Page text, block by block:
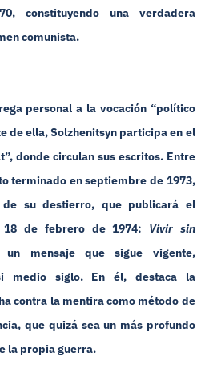
constituyendo una verdadera
comunista.
personal a la vocación “político
de ella, Solzhenitsyn participa en el
donde circulan sus escritos. Entre
terminado en septiembre de 1973,
de su destierro, que publicará el
18 de febrero de 1974: Vivir sin
mensaje que sigue vigente,
medio siglo. En él, destaca la
contra la mentira como método de
que quizá sea un más profundo
la propia guerra.